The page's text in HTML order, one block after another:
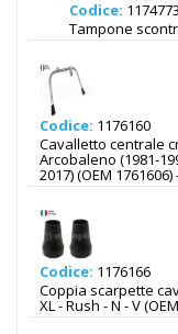
Codice: 1174773
Tampone
Codice: 1176160
Cavalletto centrale
Arcobaleno (1981-
2017) (OEM
Codice: 1176166
Coppia scarpette
XL - Rush - N - V